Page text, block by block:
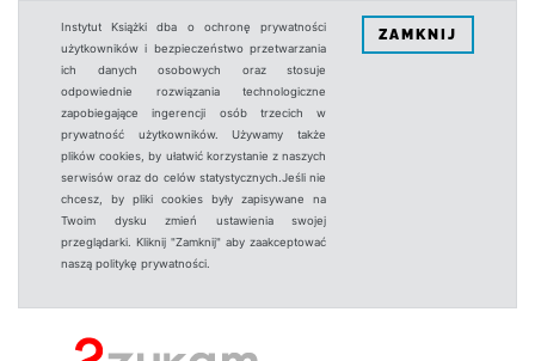
Instytut Książki dba o ochronę prywatności
użytkowników i bezpieczeństwo przetwarzania
ich danych osobowych oraz stosuje
odpowiednie rozwiązania technologiczne
zapobiegające ingerencji osób trzecich w
prywatność użytkowników. Używamy także
plików cookies, by ułatwić korzystanie z naszych
serwisów oraz do celów statystycznych.Jeśli nie
chcesz, by pliki cookies były zapisywane na
Twoim dysku zmień ustawienia swojej
przeglądarki. Kliknij "Zamknij" aby zaakceptować
naszą politykę prywatności.
ZAMKNIJ